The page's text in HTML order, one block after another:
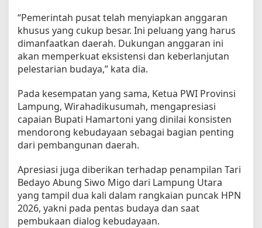
“Pemerintah pusat telah menyiapkan anggaran
khusus yang cukup besar. Ini peluang yang harus
dimanfaatkan daerah. Dukungan anggaran ini
akan memperkuat eksistensi dan keberlanjutan
pelestarian budaya,” kata dia.
Pada kesempatan yang sama, Ketua PWI Provinsi
Lampung, Wirahadikusumah, mengapresiasi
capaian Bupati Hamartoni yang dinilai konsisten
mendorong kebudayaan sebagai bagian penting
dari pembangunan daerah.
Apresiasi juga diberikan terhadap penampilan Tari
Bedayo Abung Siwo Migo dari Lampung Utara
yang tampil dua kali dalam rangkaian puncak HPN
2026, yakni pada pentas budaya dan saat
pembukaan dialog kebudayaan.